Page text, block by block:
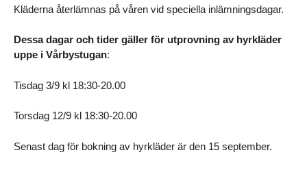
Kläderna återlämnas på våren vid speciella inlämningsdagar.
Dessa dagar och tider gäller för utprovning av hyrkläder
uppe i Vårbystugan:
Tisdag 3/9 kl 18:30-20.00
Torsdag 12/9 kl 18:30-20.00
Senast dag för bokning av hyrkläder är den 15 september.